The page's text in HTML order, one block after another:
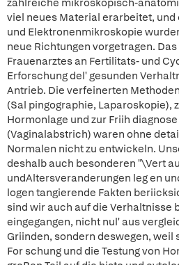
zahlreiche mikroskopisch-
viel neues Material erarbeitet,
und Elektronenmikroskopie
neue Richtungen vorgetragen.
Frauenarztes an Fertilitats- und
Erforschung del' gesunden
Antrieb. Die verfeinerten
(Sal pingographie, Laparoskopie),
Hormonlage und zur Friih
(Vaginalabstrich) waren ohne
Normalen nicht zu entwickeln.
deshalb auch besonderen "\Vert
undAltersveranderungen leg en
logen tangierende Fakten
sind wir auch auf die Verhaltnisse
eingegangen, nicht nul' aus
Griinden, sondern deswegen,
For schung und die Testung von